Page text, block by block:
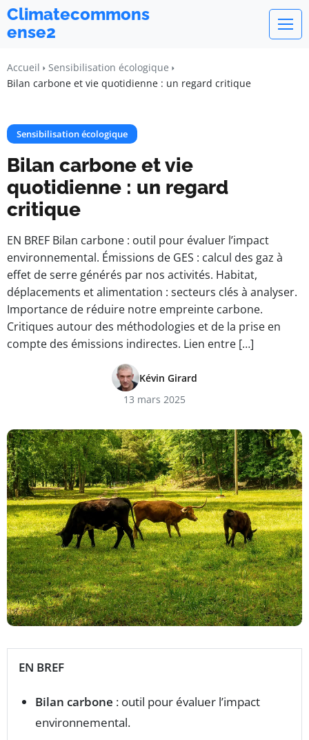
Climatecommons
ense2
Accueil
Sensibilisation écologique
Bilan carbone et vie quotidienne : un regard critique
Sensibilisation écologique
Bilan carbone et vie
quotidienne : un regard
critique
EN BREF Bilan carbone : outil pour évaluer l’impact
environnemental. Émissions de GES : calcul des gaz à
effet de serre générés par nos activités. Habitat,
déplacements et alimentation : secteurs clés à analyser.
Importance de réduire notre empreinte carbone.
Critiques autour des méthodologies et de la prise en
compte des émissions indirectes. Lien entre […]
Kévin Girard
13 mars 2025
EN BREF
Bilan carbone : outil pour évaluer l’impact
environnemental.